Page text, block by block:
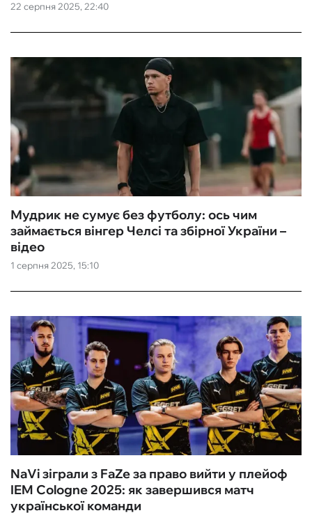
22 серпня 2025, 22:40
1 серпня 2025, 15:10
Мудрик не сумує без футболу: ось чим
займається вінгер Челсі та збірної України –
відео
NaVi зіграли з FaZe за право вийти у плейоф
IEM Cologne 2025: як завершився матч
української команди